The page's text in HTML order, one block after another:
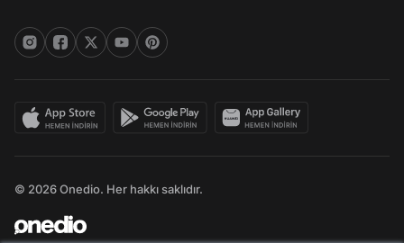
© 2026 Onedio. Her hakkı saklıdır.